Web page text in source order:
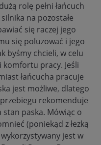
rolę pełni łańcuch
na pozostałe
się raczej jego
się poluzować i jego
byśmy chcieli, w celu
pracy. Jeśli
łańcucha pracuje
jest możliwe, dlatego
rekomenduje
stan paska. Mówiąc o
(poniekąd z łezką
jest w